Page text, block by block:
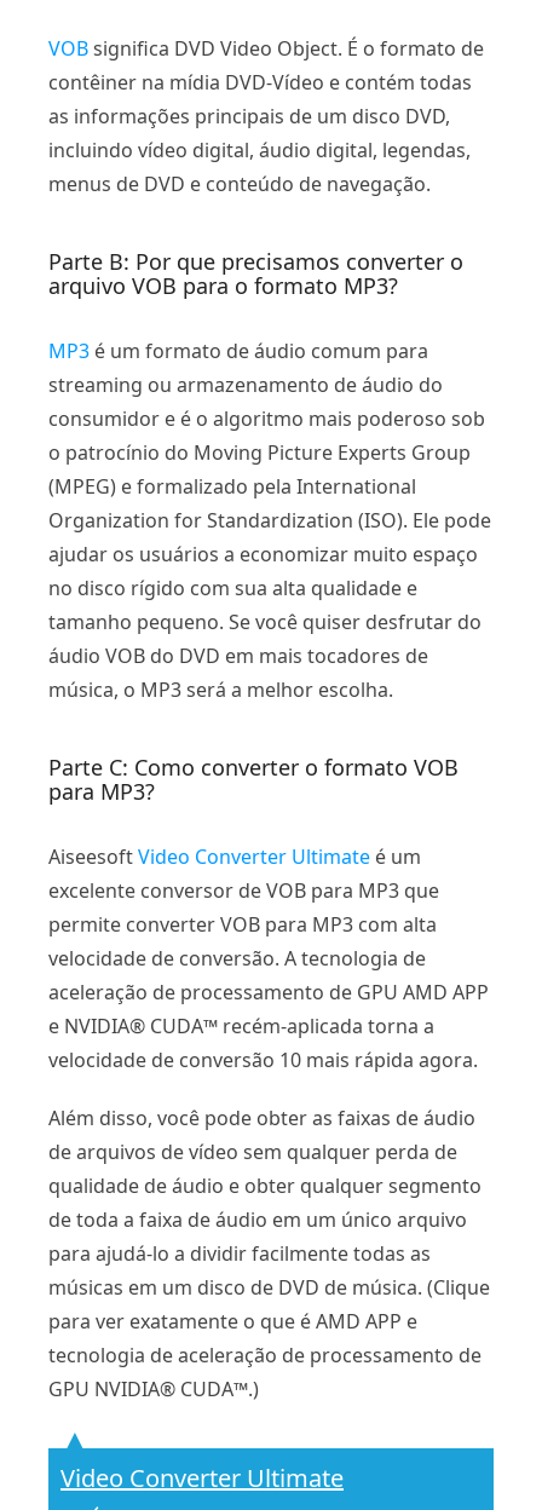
VOBsignifica DVD Video Object. É o formato de
contêiner na mídia DVD-Vídeo e contém todas
as informações principais de um disco DVD,
incluindo vídeo digital, áudio digital, legendas,
menus de DVD e conteúdo de navegação.
Parte B: Por que precisamos converter o
arquivo VOB para o formato MP3?
MP3 é um formato de áudio comum para
streaming ou armazenamento de áudio do
consumidor e é o algoritmo mais poderoso sob
o patrocínio do Moving Picture Experts Group
(MPEG) e formalizado pela International
Organization for Standardization (ISO). Ele pode
ajudar os usuários a economizar muito espaço
no disco rígido com sua alta qualidade e
tamanho pequeno. Se você quiser desfrutar do
áudio VOB do DVD em mais tocadores de
música, o MP3 será a melhor escolha.
Parte C: Como converter o formato VOB
para MP3?
AiseesoftVideo Converter Ultimate é um
excelente conversor de VOB para MP3 que
permite converter VOB para MP3 com alta
velocidade de conversão. A tecnologia de
aceleração de processamento de GPU AMD APP
e NVIDIA® CUDA™ recém-aplicada torna a
velocidade de conversão 10 mais rápida agora.
Além disso, você pode obter as faixas de áudio
de arquivos de vídeo sem qualquer perda de
qualidade de áudio e obter qualquer segmento
de toda a faixa de áudio em um único arquivo
para ajudá-lo a dividir facilmente todas as
músicas em um disco de DVD de música. (Clique
para ver exatamente o que é AMD APP e
tecnologia de aceleração de processamento de
GPU NVIDIA® CUDA™.)
Video Converter Ultimate